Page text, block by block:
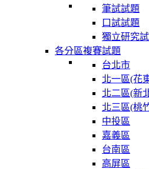
筆試試題
口試試題
獨立研究
各分區複賽試題
台北市
北一區(花
北二區(新
北三區(桃
中投區
嘉義區
台南區
高屏區